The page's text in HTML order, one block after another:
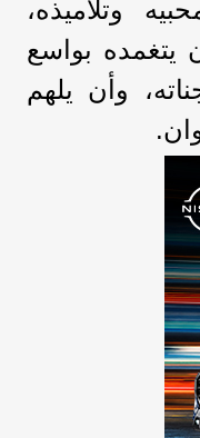
وتلاميذه،
يتغمده بواسع
وأن يلهم